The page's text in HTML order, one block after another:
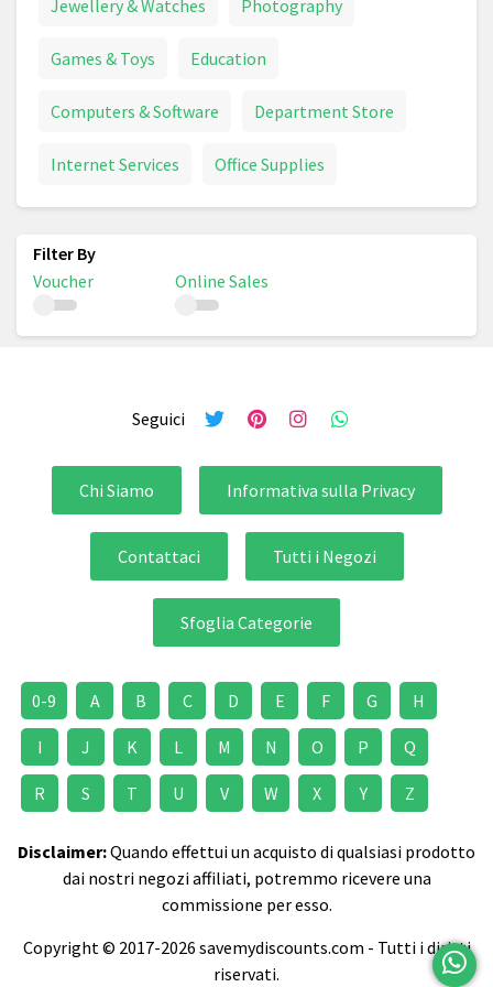
Jewellery & Watches Photography
Games & Toys Education
Computers & Software Department Store
Internet Services Office Supplies
Voucher Online Sales
Seguici
Chi Siamo Informativa sulla Privacy
Contattaci Tutti i Negozi
Sfoglia Categorie
0-9 A B C D E F G H
I J K L M N O P Q
R S T U V W X Y Z
Disclaimer:Quando effettui un acquisto di qualsiasi prodotto
dai nostri negozi affiliati, potremmo ricevere una
commissione per esso.
Copyright © 2017-2026 savemydiscounts.com - Tutti i diritti
riservati.